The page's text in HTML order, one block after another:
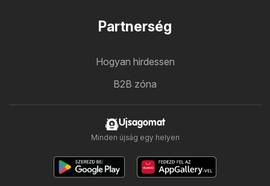
Partnerség
Hogyan hirdessen
B2B zóna
Ujsagomat
Minden újság egy helyen